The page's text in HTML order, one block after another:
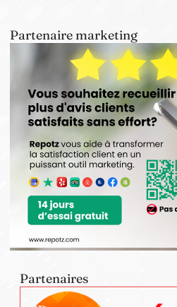
Partenaire marketing
Partenaires